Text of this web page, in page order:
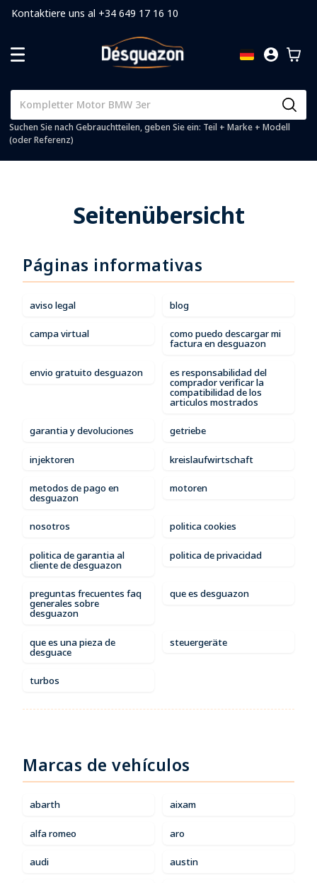
Kontaktiere uns al +34 649 17 16 10
Suchen Sie nach Gebrauchtteilen, geben Sie ein: Teil + Marke + Modell
(oder Referenz)
Seitenübersicht
Páginas informativas
aviso legal blog
campa virtual como puedo descargar mi
factura en desguazon
envio gratuito desguazon es responsabilidad del
comprador verificar la
compatibilidad de los
articulos mostrados
garantia y devoluciones getriebe
injektoren kreislaufwirtschaft
metodos de pago en
desguazon
motoren
nosotros politica cookies
politica de garantia al
cliente de desguazon
politica de privacidad
preguntas frecuentes faq
generales sobre
desguazon
que es desguazon
que es una pieza de
desguace
steuergeräte
turbos
Marcas de vehículos
abarth aixam
alfa romeo aro
audi austin